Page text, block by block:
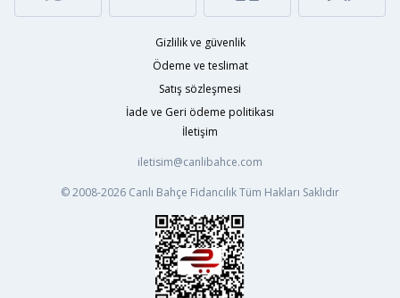
Gizlilik ve güvenlik
Ödeme ve teslimat
Satış sözleşmesi
İade ve Geri ödeme politikası
İletişim
iletisim@canlibahce.com
© 2008-2026 Canlı Bahçe FidancılıkTüm Hakları Saklıdır